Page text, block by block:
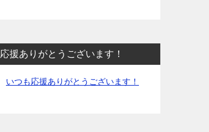
応援ありがとうございます！
いつも応援ありがとうございます！